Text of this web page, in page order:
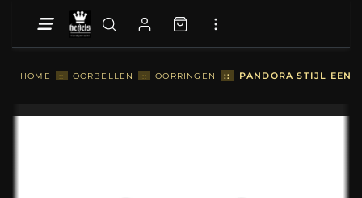
HOME :: OORBELLEN :: OORRINGEN :: PANDORA STIJL